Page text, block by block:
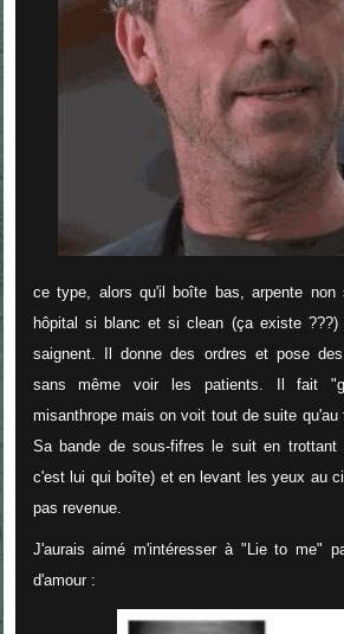
ce type, alors qu'il boîte bas, arpente non
hôpital si blanc et si clean (ça existe
saignent. Il donne des ordres et pose
sans même voir les patients. Il fait
misanthrope mais on voit tout de suite
Sa bande de sous-fifres le suit en trottant
c'est lui qui boîte) et en levant les yeux au
pas revenue.
J'aurais aimé m'intéresser à "Lie to me"
d'amour :